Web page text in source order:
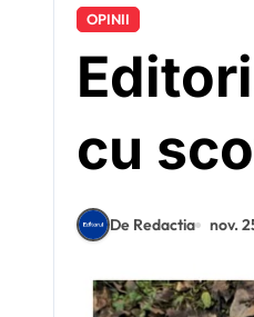
OPINII
cu
De Redactia nov.